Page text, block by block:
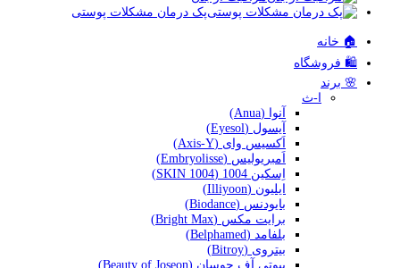
پک درمان مشکلات پوستی
🏠 خانه
🛍️ فروشگاه
🌸 برند
ا-ث
آنوا (Anua)
آیسول (Eyesol)
اَکسیس وای (Axis-Y)
اَمبریولیس (Embryolisse)
اِسکین 1004 (SKIN 1004)
ایلیون (Illiyoon)
بایودنس (Biodance)
برایت مکس (Bright Max)
بلفامد (Belphamed)
بیتروی (Bitroy)
بیوتی آف جوسان (Beauty of Joseon)